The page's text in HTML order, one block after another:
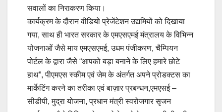
सवालों का निराकरण किया।
कार्यक्रम के दौरान वीडियो प्रेजेंटेशन उद्यमियों को दिखाया
गया, साथ ही भारत सरकार के एमएसएमई मंत्रालय के विभिन्न
योजनाओं जैसे माय एमएसएमई, उधम पंजीकरण, चैम्पियन
पोर्टल के द्वारा जैसे “आपको बड़ा बनाने के लिए हमारे छोटे
हाथ”, पीएमएस स्कीम एवं जेम के अंतर्गत अपने प्रोडक्टस का
मार्केटिंग करने का तरीका एवं बाज़ार प्रबन्धन,एमएसई –
सीडीपी, मुद्रा योजना, प्रधान मंत्री स्वरोजगार सृजन